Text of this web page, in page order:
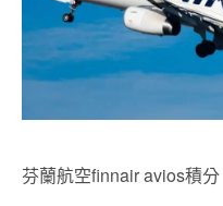
芬蘭航空finnair avios積分